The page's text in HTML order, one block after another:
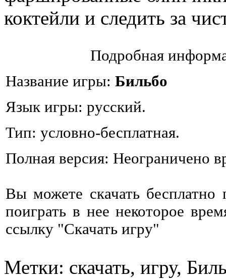
коктейли и следить за
Подробная
Название игры: Бильбо
Язык игры: русский.
Тип: условно-бесплатная.
Полная версия: Неограничено
Вы можете скачать
поиграть в нее некоторое
ссылку "Скачать игру"
Метки: скачать, игру,